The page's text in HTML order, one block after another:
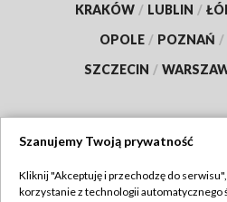
KRAKÓW / LUBLIN /
OPOLE / POZNAŃ /
SZCZECIN /
TVP
Szanujemy Twoją prywatność
Kliknij "Akceptuję i przechodzę do
korzystanie z technologii automatycznego